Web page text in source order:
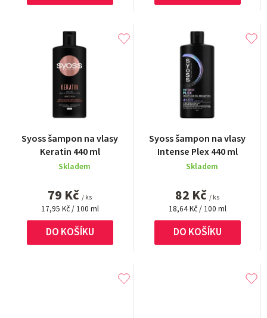
Syoss šampon na vlasy
Keratin 440 ml
hodnocení
produktu
je
z
5
hvězdiček.
Skladem
79 Kč / ks
Měrná
cena:
17,95 Kč / 100 ml
DO KOŠÍKU
Syoss šampon na vlasy
Intense Plex 440 ml
Skladem
82 Kč / ks
Měrná
cena:
18,64 Kč / 100 ml
DO KOŠÍKU